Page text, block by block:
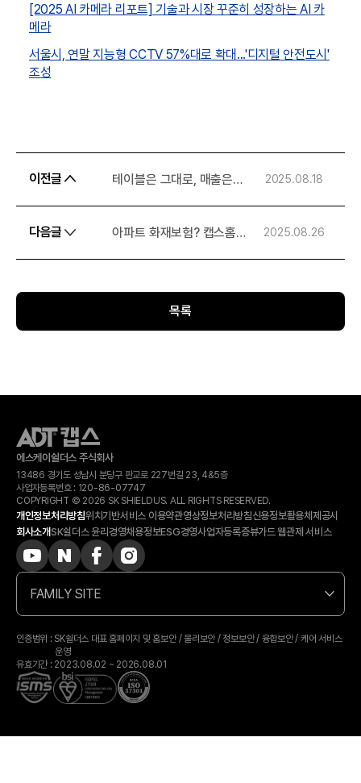
[2025 AI 카메라 리포트] 기술과 시장 꾸준히 성장하는 AI 카
메라
서울시, 연말 지능형 CCTV 57%대로 확대...'디지털 안전도시'
조성
이전글
테이블은 그대로, 매출은
2025.08.18
다음글
아파트 화재보험? 캡스홈
2025.08.26
목록
에스케이쉴더스 주식회사
13486 경기도 성남시 분당구 판교로 227번길 23, 4&5층
사업자등록번호 : 120-​86-​07747
COPYRIGHT © 2026 SK SHIELDUS. ALL RIGHTS RESERVED.
개인정보처리방침위치기반서비스 이용약관영상정보처리방침신용정보활용체제공시
회사소개SK쉴더스 윤리경영채용정보ESG경영사업자등록증뷰가드 웹관제 서비스
FAMILY SITE
인증범위 : SK쉴더스 대표 홈페이지 및 홈보안 / 물리보안 / 정보보안 / 융합보안 / 케어 서비스
운영
유효기간 : 2023.08.02 ~ 2026.08.01